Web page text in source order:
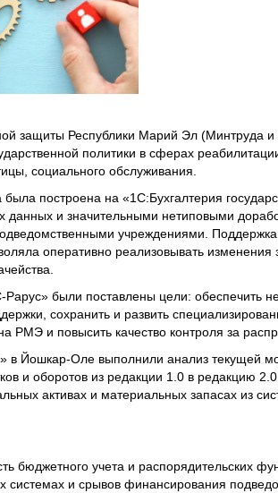
защиты Республики Марий Эл (Минтруда
политики в сферах
социального обслуживания.
была построена на «1С:Бухгалтерия
и значительными нетиповыми
учреждениями.
оперативно реализовывать изменения
были поставлены цели: обеспечить
сохранить и развить
и повысить качество контроля за
в Йошкар-Оле выполнили анализ текущей
и оборотов из редакции 1.0 в редакцию
активах и материальных запасах из
бюджетного учета и распорядительских
системах и срывов финансирования